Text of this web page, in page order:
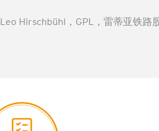
Leo Hirschbühl，GPL，雷蒂亚铁路